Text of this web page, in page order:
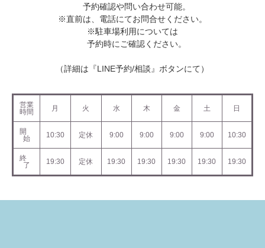
予約確認や問い合わせ可能。
※直前は、電話にてお問合せください。
※駐車場利用については
予約時にご確認ください。
（詳細は『LINE予約/相談』ボタンにて）
営業
時間
月 火 水 木 金 土 日
開
始
10:30 定休 9:00 9:00 9:00 9:00 10:30
終
了
19:30 定休 19:30 19:30 19:30 19:30 19:30